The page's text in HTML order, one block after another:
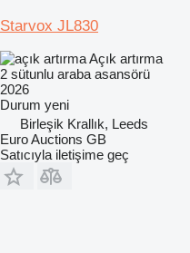
Starvox JL830
Açık artırma
2 sütunlu araba asansörü
2026
Durum yeni
Birleşik Krallık, Leeds
Euro Auctions GB
Satıcıyla iletişime geç